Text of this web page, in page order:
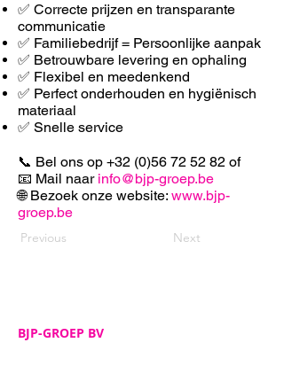
✅ Correcte prijzen en transparante
communicatie
✅ Familiebedrijf = Persoonlijke aanpak
✅ Betrouwbare levering en ophaling
✅ Flexibel en meedenkend
✅ Perfect onderhouden en hygiënisch
materiaal
✅ Snelle service
📞 Bel ons op +32 (0)56 72 52 82 of
📧 Mail naar info@bjp-groep.be
🌐 Bezoek onze website: www.bjp-
groep.be
Previous Next
BJP-GROEP BV